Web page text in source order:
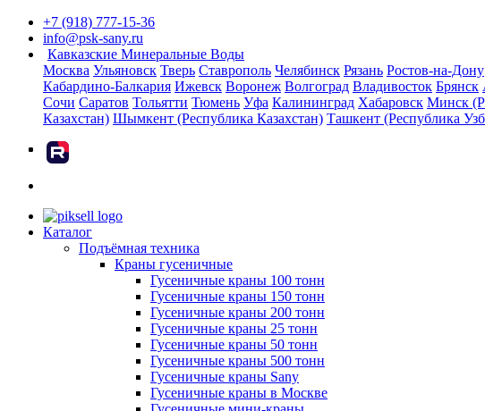
+7 (918) 777-15-36
info@psk-sany.ru
Кавказские Минеральные Воды
Москва Ульяновск Тверь Ставрополь Челябинск Рязань Ростов-на-Дону
Кабардино-Балкария Ижевск Воронеж Волгоград Владивосток Брянск
Сочи Саратов Тольятти Тюмень Уфа Калининград Хабаровск Минск
Казахстан) Шымкент (Республика Казахстан) Ташкент (Республика
Каталог
Подъёмная техника
Краны гусеничные
Гусеничные краны 100 тонн
Гусеничные краны 150 тонн
Гусеничные краны 200 тонн
Гусеничные краны 25 тонн
Гусеничные краны 50 тонн
Гусеничные краны 500 тонн
Гусеничные краны Sany
Гусеничные краны в Москве